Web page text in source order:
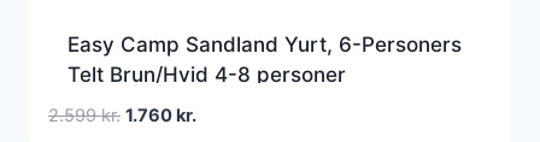
Easy Camp Sandland Yurt, 6-Personers
Telt Brun/Hvid 4-8 personer
2.599kr. Den
1.760kr.Den